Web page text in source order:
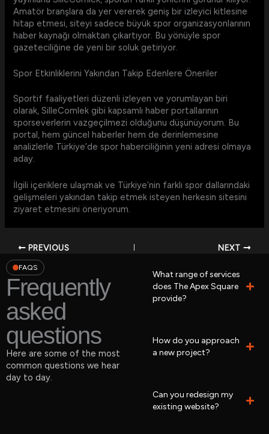
Amatör branşlara da yer vererek geniş bir izleyici kitlesine
hitap etmesi, siteyi sadece büyük spor organizasyonlarının
haber kaynağı olmaktan çıkartıyor. Bu yönüyle spor
gazeteciliğine de yeni bir soluk getiriyor.
Spor Etkinliklerini Yakından Takip Edenlere Öneriler
Sportif faaliyetleri düzenli izleyen ve yorumlayan biri
olarak, SilleComlek gibi kapsamlı haber portallarının
sporseverlerin vazgeçilmezi olduğunu düşünüyorum. Bu
portal, hem güncel haberler hem de derinlemesine
analizlerle Türkiye’de spor haberciliğinin yeni adresi olmaya
aday.
İlgili içeriklere ulaşmak ve Türkiye’nin farklı spor dallarındaki
gelişmeleri yakından takip etmek isteyen herkesin sitesini
ziyaret etmesini öneriyorum.
PREVIOUS NEXT
FAQS
Frequently
asked
questions
Here are some of the most
common questions we hear
day to day.
What range of services
does The Apex Square
provide?
How do you approach
a new project?
Can you redesign my
existing website?